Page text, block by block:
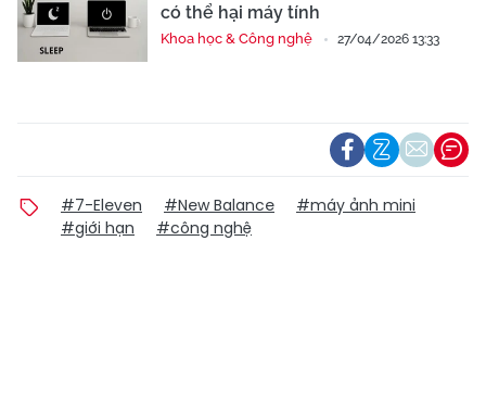
có thể hại máy tính
Khoa học & Công nghệ 27/04/2026 13:33
#7-Eleven #New Balance
#máy ảnh mini
#giới hạn
#công nghệ